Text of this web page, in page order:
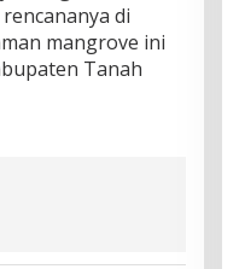
di
mangrove ini
Tanah